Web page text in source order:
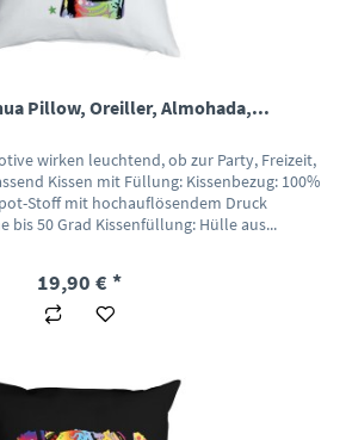
Pillow, Oreiller, Almohada,...
wirken leuchtend, ob zur Party, Freizeit,
Kissen mit Füllung: Kissenbezug: 100%
Stoff mit hochauflösendem Druck
bis 50 Grad Kissenfüllung: Hülle aus...
19,90 € *